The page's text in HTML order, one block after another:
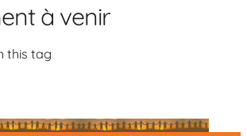
à venir
this tag